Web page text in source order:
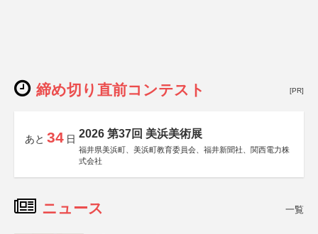
締め切り直前コンテスト [PR]
あと 34 日 2026 第37回 美浜美術展
福井県美浜町、美浜町教育委員会、福井新聞社、関西電力株
式会社
ニュース 一覧